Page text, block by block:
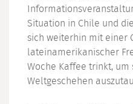
Situation in Chile und
sich weiterhin mit einer
lateinamerikanischer
Woche Kaffee trinkt, um
Weltgeschehen